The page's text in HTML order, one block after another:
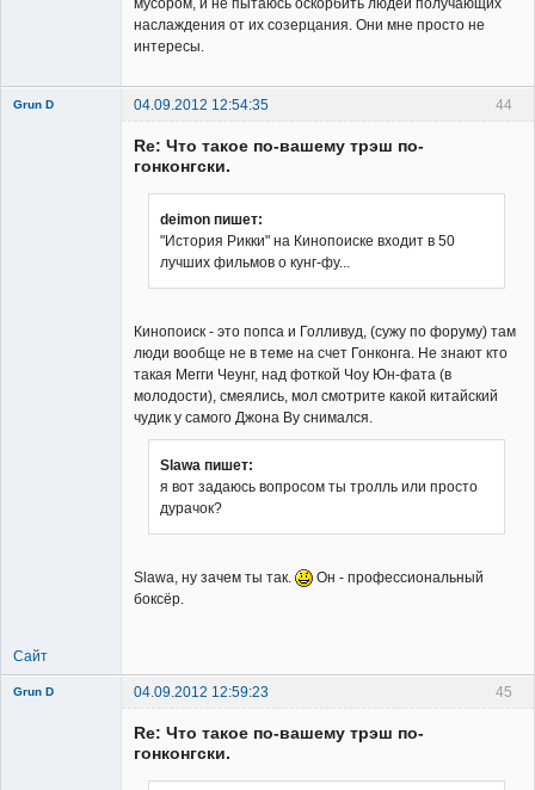
мусором, и не пытаюсь оскорбить людей получающих
наслаждения от их созерцания. Они мне просто не
интересы.
44
Grun D 04.09.2012 12:54:35
Re: Что такое по-вашему трэш по-
гонконгски.
deimon пишет:
"История Рикки" на Кинопоиске входит в 50
лучших фильмов о кунг-фу...
Кинопоиск - это попса и Голливуд, (сужу по форуму) там
люди вообще не в теме на счет Гонконга. Не знают кто
такая Мегги Чеунг, над фоткой Чоу Юн-фата (в
молодости), смеялись, мол смотрите какой китайский
чудик у самого Джона Ву снимался.
Slawa пишет:
я вот задаюсь вопросом ты тролль или просто
дурачок?
Slawa, ну зачем ты так.
Он - профессиональный
боксёр.
Сайт
45
Grun D 04.09.2012 12:59:23
Re: Что такое по-вашему трэш по-
гонконгски.